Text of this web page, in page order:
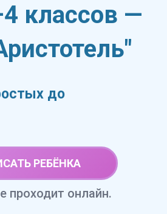
РЕБЁНКА
классов —
проходит онлайн.
до
Задачи
Задачи на